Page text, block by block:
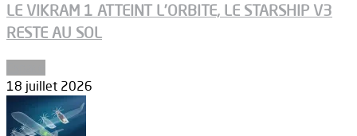
LE VIKRAM 1 ATTEINT L’ORBITE, LE STARSHIP V3
RESTE AU SOL
18 juillet 2026